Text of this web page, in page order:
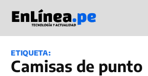
contenido
en Línea
ETIQUETA:
camisas de punto